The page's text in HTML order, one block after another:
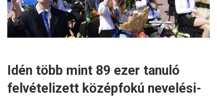
Idén több mint 89 ezer tanuló
felvételizett középfokú nevelési-